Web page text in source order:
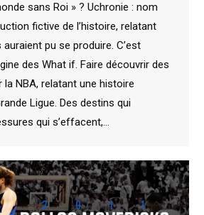
sans Roi » ? Uchronie : nom
fictive de l’histoire, relatant
pu se produire. C’est
des What if. Faire découvrir des
NBA, relatant une histoire
Ligue. Des destins qui
qui s’effacent,…